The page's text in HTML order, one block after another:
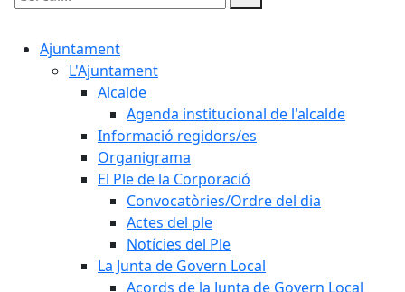
Cercar:
Ajuntament
L'Ajuntament
Alcalde
Agenda institucional de l'alcalde
Informació regidors/es
Organigrama
El Ple de la Corporació
Convocatòries/Ordre del dia
Actes del ple
Notícies del Ple
La Junta de Govern Local
Acords de la Junta de Govern Local